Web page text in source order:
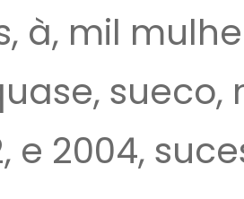
à, mil
sueco,
e 2004,